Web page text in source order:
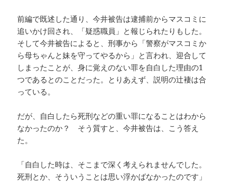
前編で既述した通り、今井被告は逮捕前からマスコミに
追いかけ回され、「疑惑職員」と報じられたりもした。
そして今井被告によると、刑事から「警察がマスコミか
ら母ちゃんと妹を守ってやるから」と言われ、迎合して
しまったことが、身に覚えのない罪を自白した理由の1
つであるとのことだった。とりあえず、説明の辻褄は合
っている。
だが、自白したら死刑などの重い罪になることはわから
なかったのか？ そう質すと、今井被告は、こう答え
た。
「自白した時は、そこまで深く考えられませんでした。
死刑とか、そういうことは思い浮かばなかったのです」